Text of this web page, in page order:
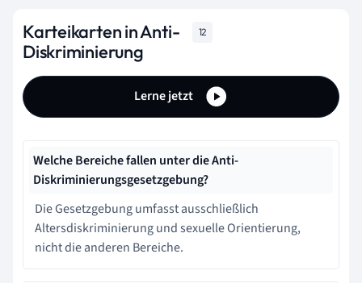
Karteikarten in Anti-
Diskriminierung
12
Lerne jetzt
Welche Bereiche fallen unter die Anti-
Diskriminierungsgesetzgebung?
Die Gesetzgebung umfasst ausschließlich
Altersdiskriminierung und sexuelle Orientierung,
nicht die anderen Bereiche.